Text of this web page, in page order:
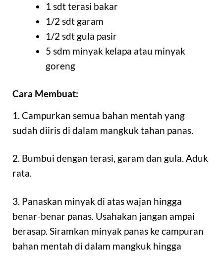
1 sdt terasi bakar
1/2 sdt garam
1/2 sdt gula pasir
5 sdm minyak kelapa atau minyak
goreng
Cara Membuat:
1. Campurkan semua bahan mentah yang
sudah diiris di dalam mangkuk tahan panas.
2. Bumbui dengan terasi, garam dan gula. Aduk
rata.
3. Panaskan minyak di atas wajan hingga
benar-benar panas. Usahakan jangan ampai
berasap. Siramkan minyak panas ke campuran
bahan mentah di dalam mangkuk hingga